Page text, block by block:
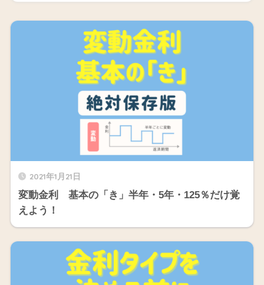
2021年1月21日
変動金利 基本の「き」半年・5年・125％だけ覚
えよう！